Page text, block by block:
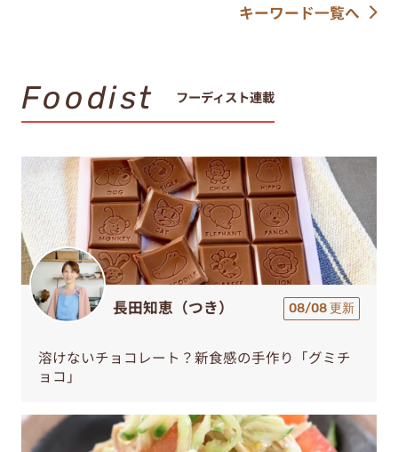
キーワード一覧へ
Foodist フーディスト連載
長田知恵（つき） 08/08 更新
溶けないチョコレート？新食感の手作り「グミチ
ョコ」